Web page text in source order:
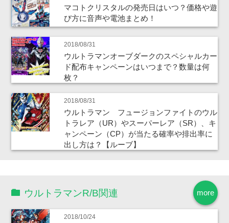
マコトクリスタルの発売日はいつ？価格や遊
び方に音声や電池まとめ！
2018/08/31
ウルトラマンオーブダークのスペシャルカー
ド配布キャンペーンはいつまで？数量は何
枚？
2018/08/31
ウルトラマン フュージョンファイトのウル
トラレア（UR）やスーパーレア（SR）、キ
ャンペーン（CP）が当たる確率や排出率に
出し方は？【ルーブ】
more
ウルトラマンR/B関連
2018/10/24